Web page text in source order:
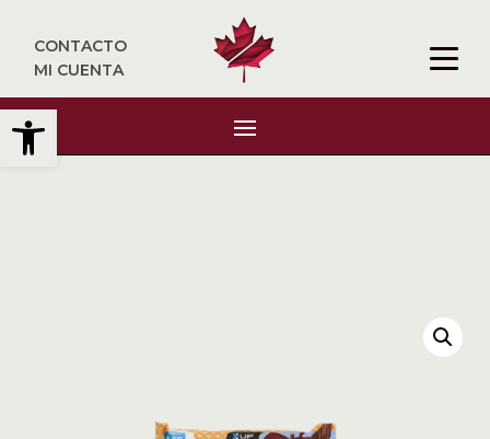
Abrir barra de herramientas
CONTACTO
MI CUENTA